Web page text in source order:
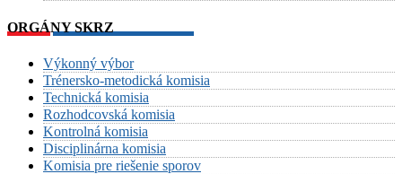
ORGÁNY SKRZ
Výkonný výbor
Trénersko-metodická komisia
Technická komisia
Rozhodcovská komisia
Kontrolná komisia
Disciplinárna komisia
Komisia pre riešenie sporov